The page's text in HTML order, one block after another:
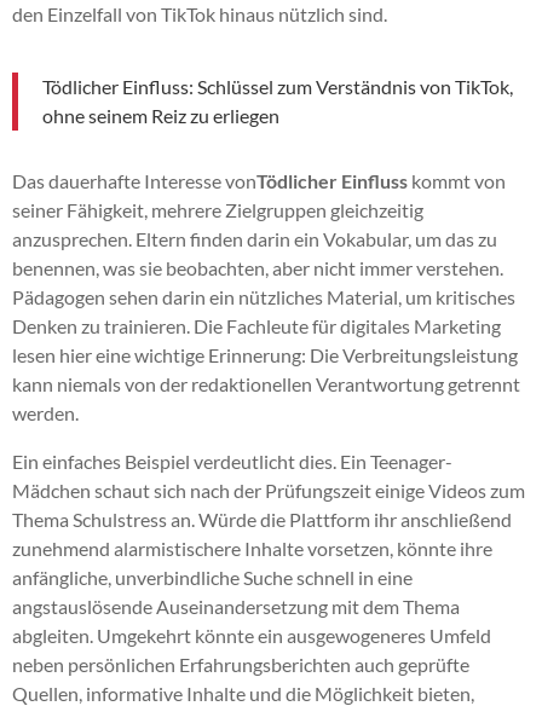
den Einzelfall von TikTok hinaus nützlich sind.
Tödlicher Einfluss: Schlüssel zum Verständnis von TikTok,
ohne seinem Reiz zu erliegen
Das dauerhafte Interesse vonTödlicher Einfluss kommt von
seiner Fähigkeit, mehrere Zielgruppen gleichzeitig
anzusprechen. Eltern finden darin ein Vokabular, um das zu
benennen, was sie beobachten, aber nicht immer verstehen.
Pädagogen sehen darin ein nützliches Material, um kritisches
Denken zu trainieren. Die Fachleute für digitales Marketing
lesen hier eine wichtige Erinnerung: Die Verbreitungsleistung
kann niemals von der redaktionellen Verantwortung getrennt
werden.
Ein einfaches Beispiel verdeutlicht dies. Ein Teenager-
Mädchen schaut sich nach der Prüfungszeit einige Videos zum
Thema Schulstress an. Würde die Plattform ihr anschließend
zunehmend alarmistischere Inhalte vorsetzen, könnte ihre
anfängliche, unverbindliche Suche schnell in eine
angstauslösende Auseinandersetzung mit dem Thema
abgleiten. Umgekehrt könnte ein ausgewogeneres Umfeld
neben persönlichen Erfahrungsberichten auch geprüfte
Quellen, informative Inhalte und die Möglichkeit bieten,